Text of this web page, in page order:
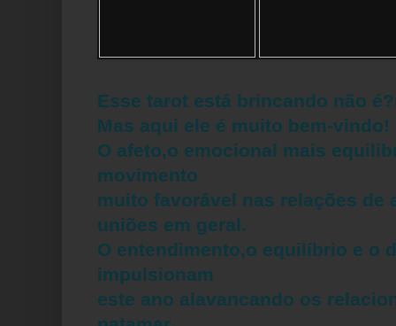
Esse tarot está brincando não
Mas aqui ele é muito bem-vindo!
O afeto,o emocional mais
movimento
muito favorável nas relações de
uniões em geral.
O entendimento,o equilíbrio e o
impulsionam
este ano alavancando os